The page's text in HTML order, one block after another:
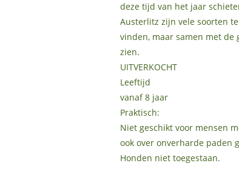
deze tijd van het jaar
Austerlitz zijn vele soorten
vinden, maar samen met de
zien.
UITVERKOCHT
Leeftijd
vanaf 8 jaar
Praktisch:
Niet geschikt voor mensen
ook over onverharde paden
Honden niet toegestaan.